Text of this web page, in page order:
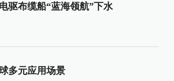
驱布缆船“蓝海领航”下水
多元应用场景